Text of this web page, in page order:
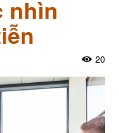
nhìn
20